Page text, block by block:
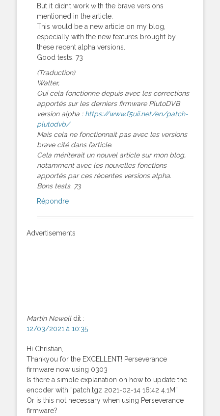
But it didn’t work with the brave versions
mentioned in the article.
This would be a new article on my blog,
especially with the new features brought by
these recent alpha versions.
Good tests. 73
(Traduction)
Walter,
Oui cela fonctionne depuis avec les corrections
apportés sur les derniers firmware PlutoDVB
version alpha : https://www.f5uii.net/en/patch-
plutodvb/
Mais cela ne fonctionnait pas avec les versions
brave cité dans l’article.
Cela mériterait un nouvel article sur mon blog,
notamment avec les nouvelles fonctions
apportés par ces récentes versions alpha.
Bons tests. 73
Répondre
Advertisements
Martin Newell dit :
12/03/2021 à 10:35
Hi Christian,
Thankyou for the EXCELLENT! Perseverance
firmware now using 0303
Is there a simple explanation on how to update the
encoder with “patch.tgz 2021-02-14 16:42 4.1M”
Or is this not necessary when using Perseverance
firmware?